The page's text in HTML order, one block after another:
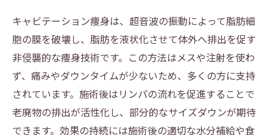
キャビテーション痩身は、超音波の振動によって脂肪細
胞の膜を破壊し、脂肪を液状化させて体外へ排出を促す
非侵襲的な痩身技術です。この方法はメスや注射を使わ
ず、痛みやダウンタイムが少ないため、多くの方に支持
されています。施術後はリンパの流れを促進することで
老廃物の排出が活性化し、部分的なサイズダウンが期待
できます。効果の持続には施術後の適切な水分補給や食